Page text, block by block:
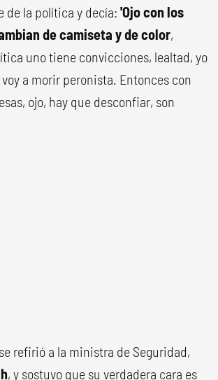
de la política y decía: 'Ojo con los
de camiseta y de color,
uno tiene convicciones, lealtad, yo
a morir peronista. Entonces con
ojo, hay que desconfiar, son
refirió a la ministra de Seguridad,
, y sostuvo que su verdadera cara es